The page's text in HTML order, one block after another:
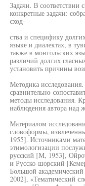
Задачи. В соответствии
конкретные задачи:
сход-
ства и специфику
языке и диалектах, в
также в монгольских
различий долгих
установить причины
Методика
сравнительно-
методы исследования.
наблюдения автора над
Материалом
словоформы,
1955]. Источниками
этимологизации
русский [М, 1953],
и Русско-шорский
Большой
2002], «Тематический